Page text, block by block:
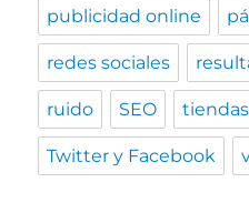
publicidad online
redes sociales
ruido SEO
Twitter y Facebook